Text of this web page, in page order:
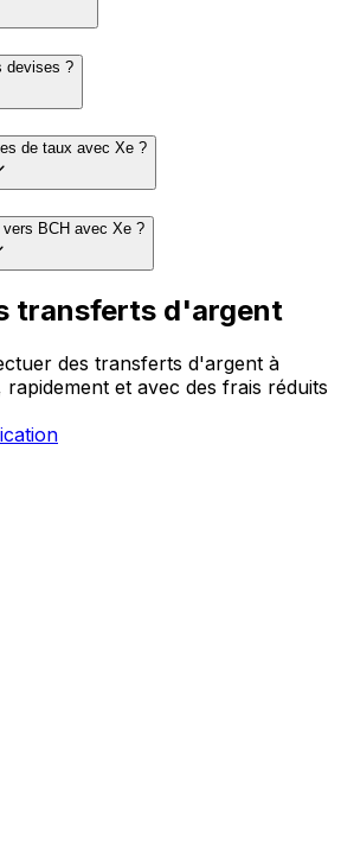
devises ?
de taux avec Xe ?
BCH avec Xe ?
transferts d'argent
des transferts d'argent à
et avec des frais réduits